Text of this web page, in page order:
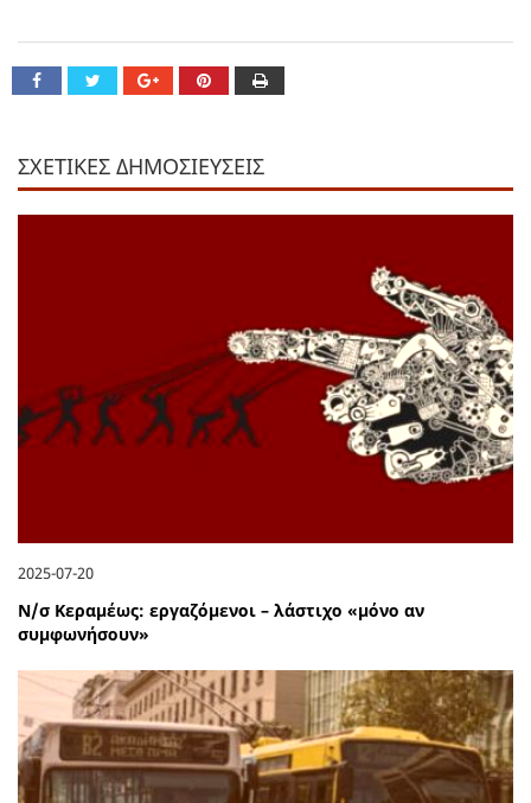
ΣΧΕΤΙΚΕΣ ΔΗΜΟΣΙΕΥΣΕΙΣ
2025-07-20
Ν/σ Κεραμέως: εργαζόμενοι – λάστιχο «μόνο αν
συμφωνήσουν»